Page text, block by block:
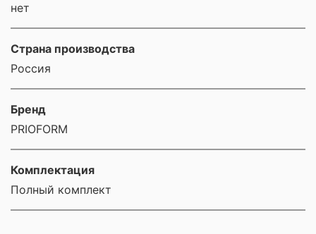
нет
Страна производства
Россия
Бренд
PRIOFORM
Комплектация
Полный комплект